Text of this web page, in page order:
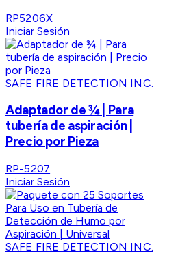
RP5206X
Iniciar Sesión
SAFE FIRE DETECTION INC.
Adaptador de ¾ | Para
tubería de aspiración |
Precio por Pieza
RP-5207
Iniciar Sesión
SAFE FIRE DETECTION INC.